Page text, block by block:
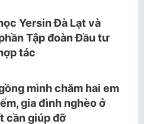
Yersin Đà Lạt và
Tập đoàn Đầu tư
tác
mình chăm hai em
gia đình nghèo ở
cần giúp đỡ